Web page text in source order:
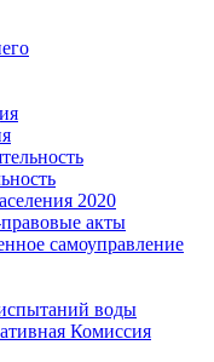
2020
акты
самоуправление
воды
Комиссия